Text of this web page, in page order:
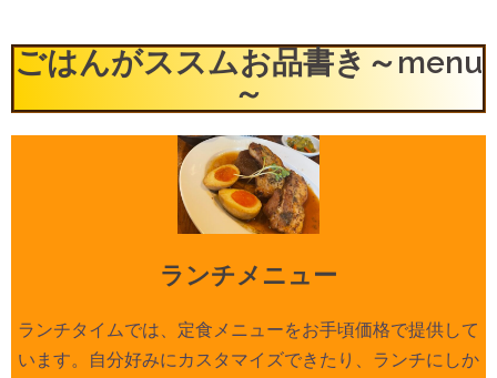
ごはんがススムお品書き～menu
～
ランチメニュー
ランチタイムでは、定食メニューをお手頃価格で提供して
います。自分好みにカスタマイズできたり、ランチにしか